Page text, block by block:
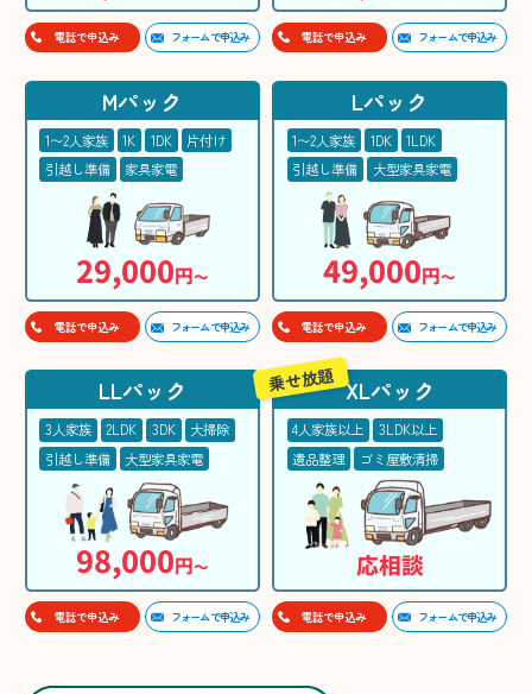
電話で申込み フォームで申込み 電話で申込み フォームで申込み
Mパック
1〜2人家族 1K 1DK
片付け
引越し準備
家具家電
29,000円〜
電話で申込み フォームで申込み
Lパック
1〜2人家族 1DK
1LDK
引越し準備
大型家具家電
49,000円〜
電話で申込み フォームで申込み
LLパック
3人家族 2LDK 3DK
大掃除
引越し準備
大型家具家電
98,000円〜
電話で申込み フォームで申込み
XLパック
4人家族以上
3LDK以上
遺品整理
ゴミ屋敷清掃
応相談
乗せ放題
電話で申込み フォームで申込み